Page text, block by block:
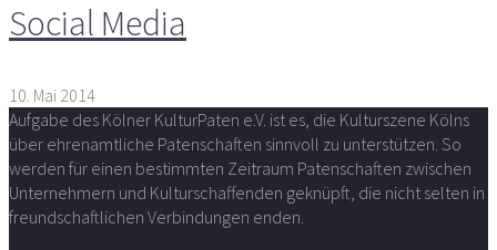
Social Media
10. Mai 2014
Aufgabe des Kölner KulturPaten e.V. ist es, die Kulturszene Kölns
über ehrenamtliche Patenschaften sinnvoll zu unterstützen. So
werden für einen bestimmten Zeitraum Patenschaften zwischen
Unternehmern und Kulturschaffenden geknüpft, die nicht selten in
freundschaftlichen Verbindungen enden.